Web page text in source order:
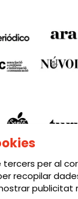
per al
recopilar